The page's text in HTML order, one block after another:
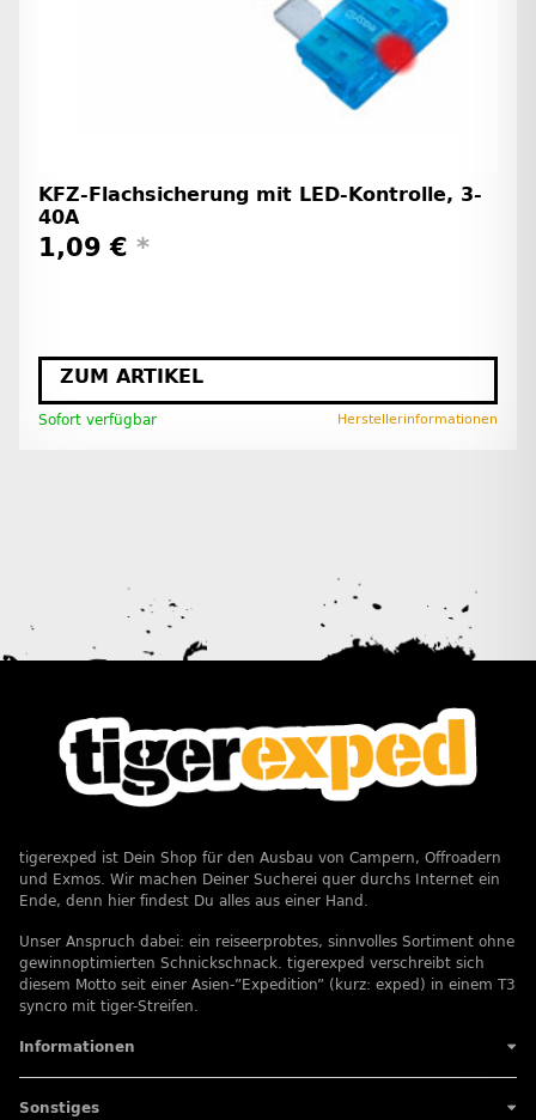
KFZ-Flachsicherung mit LED-Kontrolle, 3-
40A
1,09 € *
ZUM ARTIKEL
Sofort verfügbar Herstellerinformationen
tigerexped ist Dein Shop für den Ausbau von Campern, Offroadern
und Exmos. Wir machen Deiner Sucherei quer durchs Internet ein
Ende, denn hier findest Du alles aus einer Hand.
Unser Anspruch dabei: ein reiseerprobtes, sinnvolles Sortiment ohne
gewinnoptimierten Schnickschnack. tigerexped verschreibt sich
diesem Motto seit einer Asien-”Expedition” (kurz: exped) in einem T3
syncro mit tiger-Streifen.
Informationen
Sonstiges